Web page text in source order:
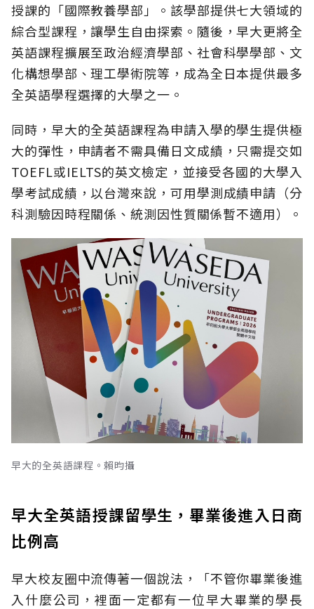
授課的「國際教養學部」。該學部提供七大領域的
綜合型課程，讓學生自由探索。隨後，早大更將全
英語課程擴展至政治經濟學部、社會科學學部、文
化構想學部、理工學術院等，成為全日本提供最多
全英語學程選擇的大學之一。
同時，早大的全英語課程為申請入學的學生提供極
大的彈性，申請者不需具備日文成績，只需提交如
TOEFL或IELTS的英文檢定，並接受各國的大學入
學考試成績，以台灣來說，可用學測成績申請（分
科測驗因時程關係、統測因性質關係暫不適用）。
早大的全英語課程。賴昀攝
早大全英語授課留學生，畢業後進入日商
比例高
早大校友圈中流傳著一個說法，「不管你畢業後進
入什麼公司，裡面一定都有一位早大畢業的學長